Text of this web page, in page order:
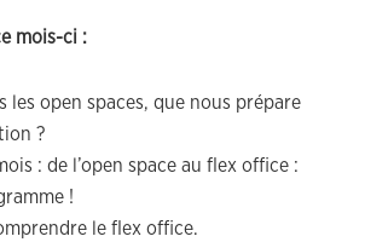
mois-ci :
les open spaces, que nous prépare
?
: de l’open space au flex office :
!
le flex office.